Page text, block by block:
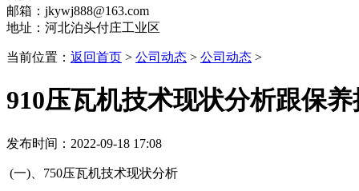
邮箱：jkywj888@163.com
地址：河北泊头付庄工业区
当前位置： 返回首页 > 公司动态 > 公司动态 >
910压瓦机技术现状分析跟保
发布时间：2022-09-18 17:08
(一)、750压瓦机技术现状分析